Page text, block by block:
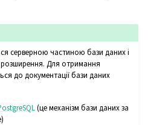
серверною частиною бази даних і
розширення. Для отримання
до документації бази даних
(це механізм бази даних за